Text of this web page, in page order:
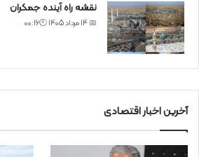
نقشه راه آینده جمکران
📅 14 مرداد 1405 🕙00:16
آخرین اخبار اقتصادی